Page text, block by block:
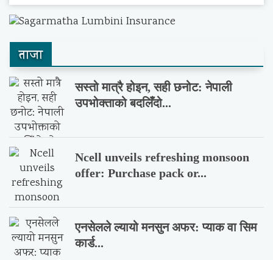
ताजा
सस्तो मात्रै होइन, सही छनोट: नेपाली
उपभोक्ताको बदलिँदो...
Ncell unveils refreshing monsoon
offer: Purchase pack or...
एनसेलले ल्यायो मनसुन अफर: प्याक वा सिम
कार्ड...